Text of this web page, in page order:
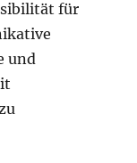
für
und